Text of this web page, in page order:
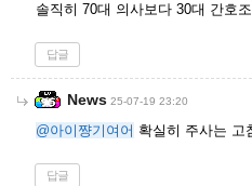
솔직히 70대 의사보다 30대 간호
답글
News 25-07-19 23:20
@아이쨩기여어 확실히 주사는 고
답글